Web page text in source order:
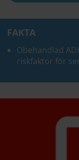
FAKTA
Obehandlad
riskfaktor för